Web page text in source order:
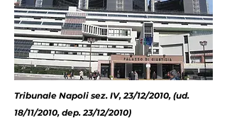
Tribunale Napoli sez. IV, 23/12/2010, (ud.
18/11/2010, dep. 23/12/2010)